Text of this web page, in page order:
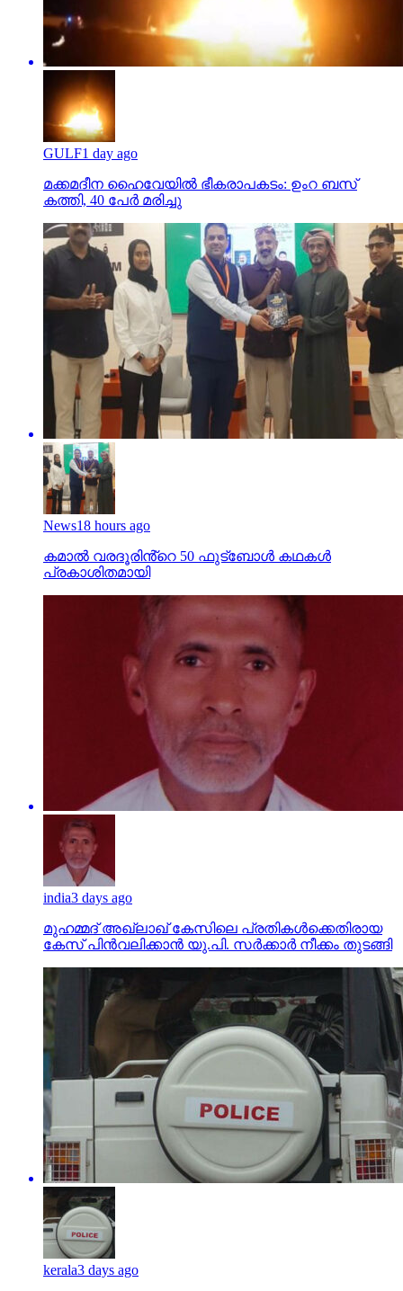
GULF1 day ago
മക്കമദീന ഹൈവേയില്‍ ഭീകരാപകടം: ഉംറ ബസ്
കത്തി, 40 പേര്‍ മരിച്ചു
News18 hours ago
കമാൽ വരദൂരിൻ്റെ 50 ഫുട്ബോൾ കഥകൾ
പ്രകാശിതമായി
india3 days ago
മുഹമ്മദ് അഖ്‌ലാഖ് കേസിലെ പ്രതികള്‍ക്കെതിരായ
കേസ് പിന്‍വലിക്കാന്‍ യു.പി. സര്‍ക്കാര്‍ നീക്കം തുടങ്ങി
kerala3 days ago